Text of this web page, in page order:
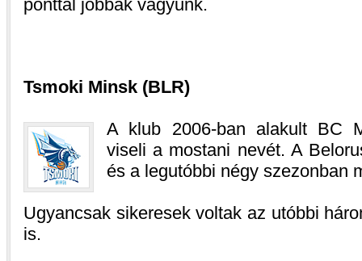
ponttal jobbak vagyunk.
Tsmoki Minsk (BLR)
A klub 2006-ban alakult BC
viseli a mostani nevét. A
és a legutóbbi négy szezonban
Ugyancsak sikeresek voltak az utóbbi
is.